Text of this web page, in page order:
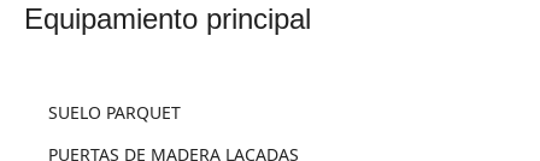
equipamiento principal
SUELO PARQUET
PUERTAS DE MADERA LACADAS